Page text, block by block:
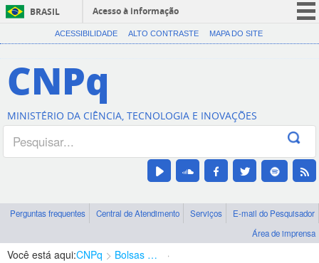
BRASIL
Acesso à informação
CORONAVÍRUS (COVID-19)
Canais
ACESSIBILIDADE ALTO CONTRASTE MAPA DO SITE
CNPq
MINISTÉRIO DA CIÊNCIA, TECNOLOGIA E INOVAÇÕES
Perguntas frequentes Central de Atendimento Serviços
E-mail do Pesquisador
Área de imprensa
Você está aqui:CNPq Bolsas e Auxílios Vigentes